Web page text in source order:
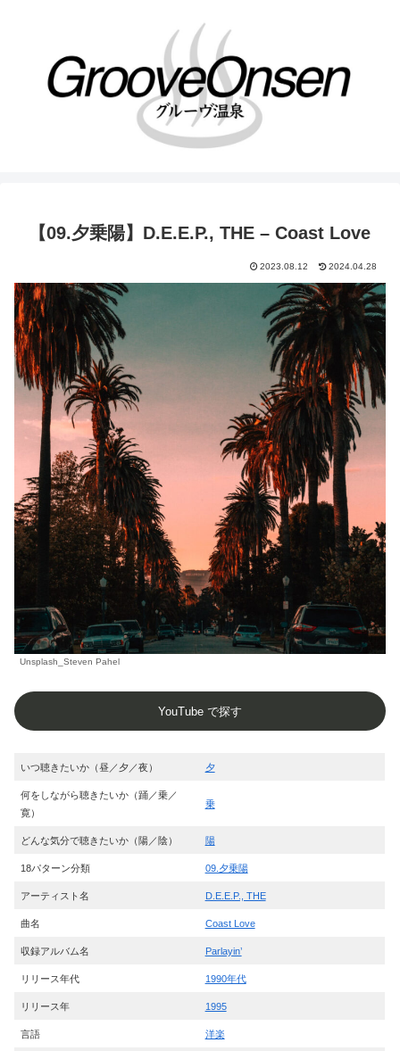
【09.夕乗陽】D.E.E.P., THE – Coast Love
2023.08.12 2024.04.28
Unsplash_Steven Pahel
YouTube で探す
いつ聴きたいか（昼／夕／夜） 夕
何をしながら聴きたいか（踊／乗／
寛）
乗
どんな気分で聴きたいか（陽／陰） 陽
18パターン分類 09.夕乗陽
アーティスト名 D.E.E.P., THE
曲名 Coast Love
収録アルバム名 Parlayin’
リリース年代 1990年代
リリース年 1995
言語 洋楽